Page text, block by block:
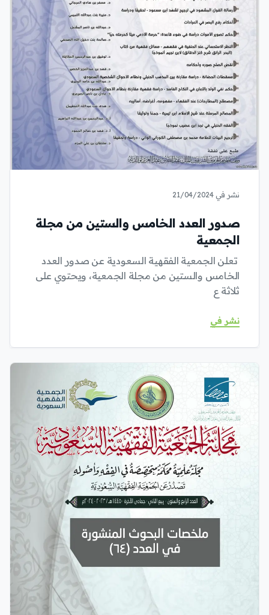
نشر في 21/04/2024
صدور العدد الخامس والستين من مجلة
الجمعية
تعلن الجمعية الفقهية السعودية عن صدور العدد
الخامس والستين من مجلة الجمعية، ويحتوي على
ثلاثة ع
نشر في